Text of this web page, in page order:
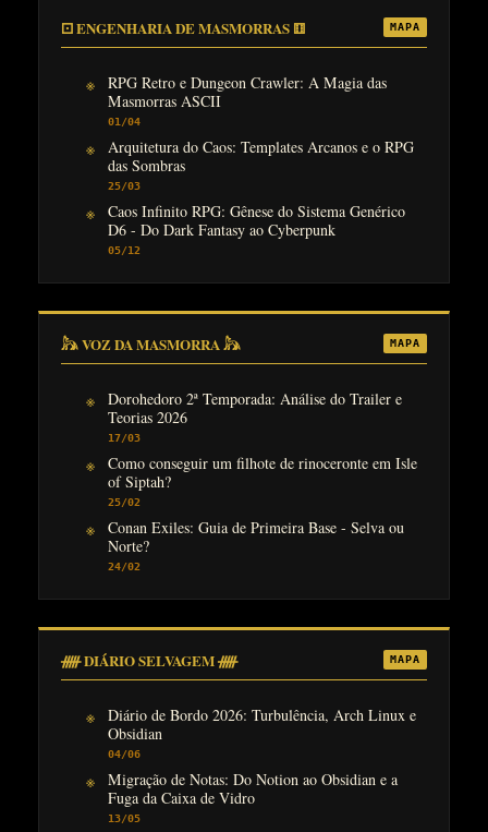
⚀ ENGENHARIA DE MASMORRAS ⚅ MAPA
RPG Retro e Dungeon Crawler: A Magia das
Masmorras ASCII
01/04
Arquitetura do Caos: Templates Arcanos e o RPG
das Sombras
25/03
Caos Infinito RPG: Gênese do Sistema Genérico
D6 - Do Dark Fantasy ao Cyberpunk
05/12
𓃦 VOZ DA MASMORRA 𓃦 MAPA
Dorohedoro 2ª Temporada: Análise do Trailer e
Teorias 2026
17/03
Como conseguir um filhote de rinoceronte em Isle
of Siptah?
25/02
Conan Exiles: Guia de Primeira Base - Selva ou
Norte?
24/02
ᚏ DIÁRIO SELVAGEM ᚏ MAPA
Diário de Bordo 2026: Turbulência, Arch Linux e
Obsidian
04/06
Migração de Notas: Do Notion ao Obsidian e a
Fuga da Caixa de Vidro
13/05